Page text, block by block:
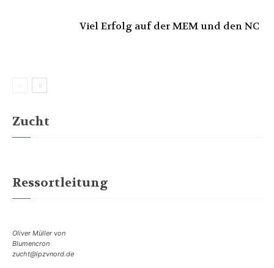
Viel Erfolg auf der MEM und den NC
Zucht
Ressortleitung
Oliver Müller von
Blumencron
zucht@ipzvnord.de